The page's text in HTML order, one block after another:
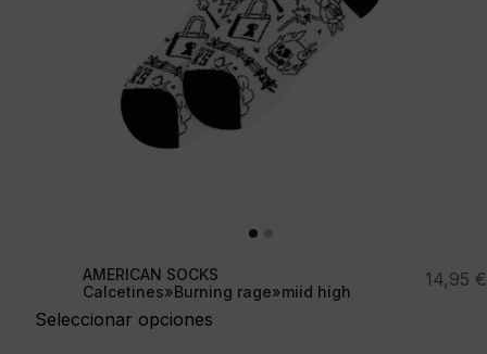
AMERICAN SOCKS
Calcetines»Burning rage»miid high
Seleccionar opciones
14,95 €